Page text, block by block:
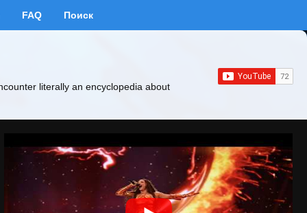
FAQ Поиск
literally an encyclopedia about